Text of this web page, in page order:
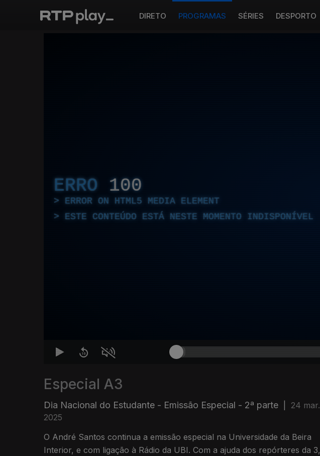
DIRETO PROGRAMAS SÉRIES DESPORTO
ERRO 100
ERROR ON HTML5 MEDIA ELEMENT
ESTE CONTEÚDO ESTÁ NESTE MOMENTO INDISPONÍVEL
Especial A3
Dia Nacional do Estudante - Emissão Especial - 2ª parte
24 mar.
2025
O André Santos continua a emissão especial na Universidade da Beira
Interior, e com ligação à Rádio da UBI. Com a ajuda dos repórteres da 3,